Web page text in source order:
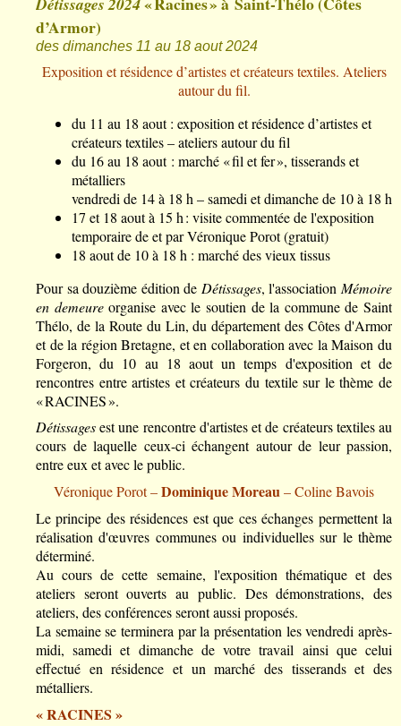
d’Armor)
des dimanches 11 au 18 aout 2024
Exposition et résidence d’artistes et créateurs textiles. Ateliers
autour du fil.
du 11 au 18 aout : exposition et résidence d’artistes et
créateurs textiles – ateliers autour du fil
du 16 au 18 aout : marché « fil et fer », tisserands et
métalliers
vendredi de 14 à 18 h – samedi et dimanche de 10 à 18 h
17 et 18 aout à 15 h : visite commentée de l'exposition
temporaire de et par Véronique Porot (gratuit)
18 aout de 10 à 18 h : marché des vieux tissus
Pour sa douzième édition de Détissages, l'association Mémoire
en demeureorganise avec le soutien de la commune de Saint
Thélo, de la Route du Lin, du département des Côtes d'Armor
et de la région Bretagne, et en collaboration avec la Maison du
Forgeron, du 10 au 18 aout un temps d'exposition et de
rencontres entre artistes et créateurs du textile sur le thème de
« RACINES ».
Détissagesest une rencontre d'artistes et de créateurs textiles au
cours de laquelle ceux-ci échangent autour de leur passion,
entre eux et avec le public.
Véronique Porot –Dominique Moreau– Coline Bavois
Le principe des résidences est que ces échanges permettent la
réalisation d'œuvres communes ou individuelles sur le thème
déterminé.
Au cours de cette semaine, l'exposition thématique et des
ateliers seront ouverts au public. Des démonstrations, des
ateliers, des conférences seront aussi proposés.
La semaine se terminera par la présentation les vendredi après-
midi, samedi et dimanche de votre travail ainsi que celui
effectué en résidence et un marché des tisserands et des
métalliers.
« RACINES »